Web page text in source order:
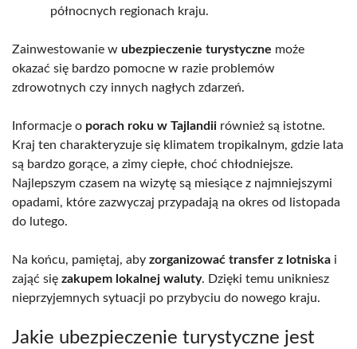
północnych regionach kraju.
Zainwestowanie w ubezpieczenie turystyczne może
okazać się bardzo pomocne w razie problemów
zdrowotnych czy innych nagłych zdarzeń.
Informacje o porach roku w Tajlandii również są istotne.
Kraj ten charakteryzuje się klimatem tropikalnym, gdzie lata
są bardzo gorące, a zimy ciepłe, choć chłodniejsze.
Najlepszym czasem na wizytę są miesiące z najmniejszymi
opadami, które zazwyczaj przypadają na okres od listopada
do lutego.
Na końcu, pamiętaj, aby zorganizować transfer z lotniska i
zająć się zakupem lokalnej waluty. Dzięki temu unikniesz
nieprzyjemnych sytuacji po przybyciu do nowego kraju.
Jakie ubezpieczenie turystyczne jest